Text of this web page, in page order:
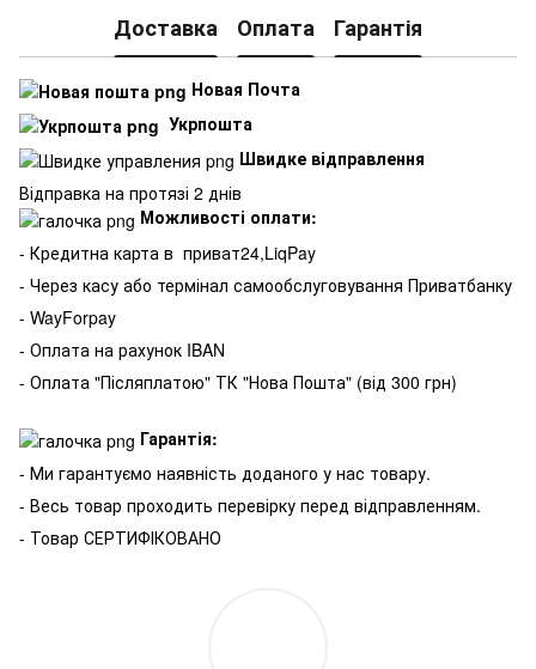
Доставка Оплата Гарантія
Новая Почта
Укрпошта
Швидке відправлення
Відправка на протязі 2 днів
Можливості оплати:
- Кредитна карта в приват24,LiqPay
- Через касу або термінал самообслуговування Приватбанку
- WayForpay
- Оплата на рахунок IBAN
- Оплата "Післяплатою" ТК "Нова Пошта" (від 300 грн)
Гарантія:
- Ми гарантуємо наявність доданого у нас товару.
- Весь товар проходить перевірку перед відправленням.
- Товар СЕРТИФІКОВАНО